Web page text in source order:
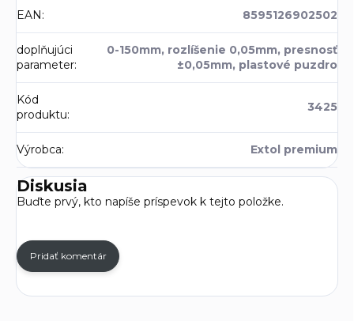
EAN: 8595126902502
doplňujúci
parameter:
0-150mm, rozlíšenie 0,05mm, presnosť
±0,05mm, plastové puzdro
Kód
produktu:
3425
Výrobca: Extol premium
Diskusia
Buďte prvý, kto napíše príspevok k tejto položke.
Pridať komentár